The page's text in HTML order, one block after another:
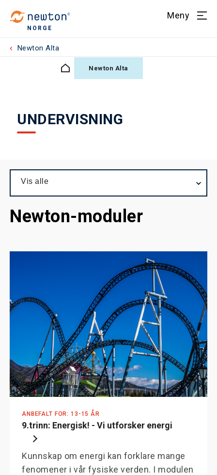
NORGE
Meny
Newton Alta
Newton Alta
UNDERVISNING
Vis alle
Newton-moduler
ANBEFALT FOR: 13-15 ÅR
9.trinn: Energisk! - Vi utforsker energi
Kunnskap om energi kan forklare mange
fenomener i vår fysiske verden. I modulen